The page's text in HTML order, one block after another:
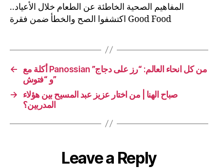
المفاهيم الصحية الخاطئة عن الطعام خلال الأعياد..
اكتشفوا الصح والخطأ ضمن فقرة Good Food
←
أكلة مع Panossian من كل انحاء العالم: “رز على دجاج”
و “فتوش”
→
صباح الهنا | من اختار عزيز عبد المسيح بين هؤلاء
المدربين؟
Leave a Reply